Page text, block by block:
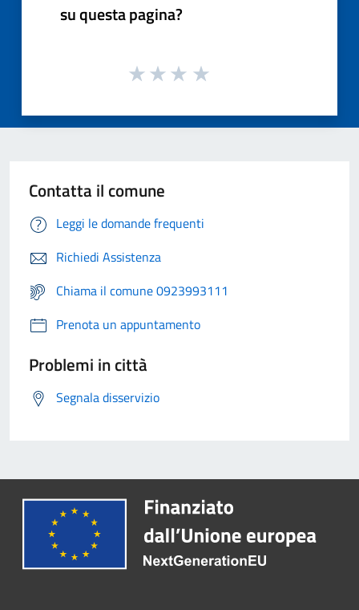
su questa pagina?
Contatta il comune
Leggi le domande frequenti
Richiedi Assistenza
Chiama il comune 0923993111
Prenota un appuntamento
Problemi in città
Segnala disservizio